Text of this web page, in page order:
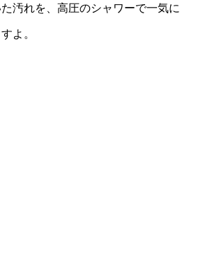
汚れを、高圧のシャワーで一気に
よ。